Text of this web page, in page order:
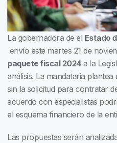
La gobernadora de el Estado
envío este martes 21 de
paquete fiscal 2024a la
análisis. La mandataria
sin la solicitud para contratar
acuerdo con especialistas
el esquema financiero de la
Las propuestas serán